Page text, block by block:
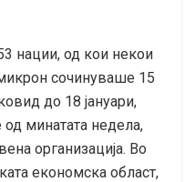
нации, од кои некои
сочинуваше 15
до 18 јануари,
минатата недела,
организација. Во
економска област,